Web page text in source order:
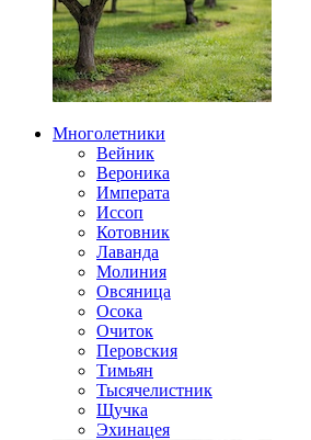
Многолетники
Вейник
Вероника
Императа
Иссоп
Котовник
Лаванда
Молиния
Овсяница
Осока
Очиток
Перовския
Тимьян
Тысячелистник
Щучка
Эхинацея